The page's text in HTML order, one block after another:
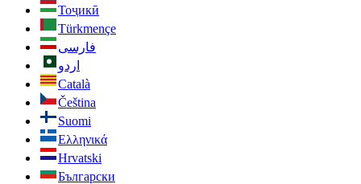
Тоҷикӣ
Türkmençe
فارسی
اردو
Català
Čeština
Suomi
Ελληνικά
Hrvatski
Български